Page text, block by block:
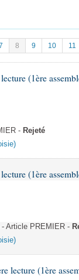
8 9 10 11
(1ère
- Rejeté
(1ère
Article PREMIER -
lecture (1ère